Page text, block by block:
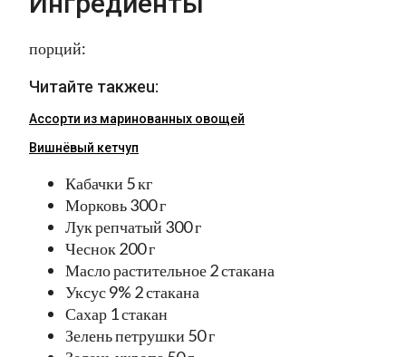
порций:
Читайте такжеu:
Ассорти из маринованных овощей
Вишнёвый кетчуп
Кабачки 5 кг
Морковь 300 г
Лук репчатый 300 г
Чеснок 200 г
Масло растительное 2 стакана
Уксус 9% 2 стакана
Сахар 1 стакан
Зелень петрушки 50 г